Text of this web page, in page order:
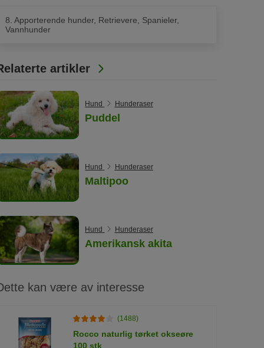
5
8. Apporterende hunder, Retrievere, Spanieler,
Vannhunder
artikler
Hund Hunderaser
Puddel
Hund Hunderaser
Maltipoo
Hund Hunderaser
Amerikansk akita
kan være av interesse
(1488)
Rocco naturlig tørket okseøre
100 stk